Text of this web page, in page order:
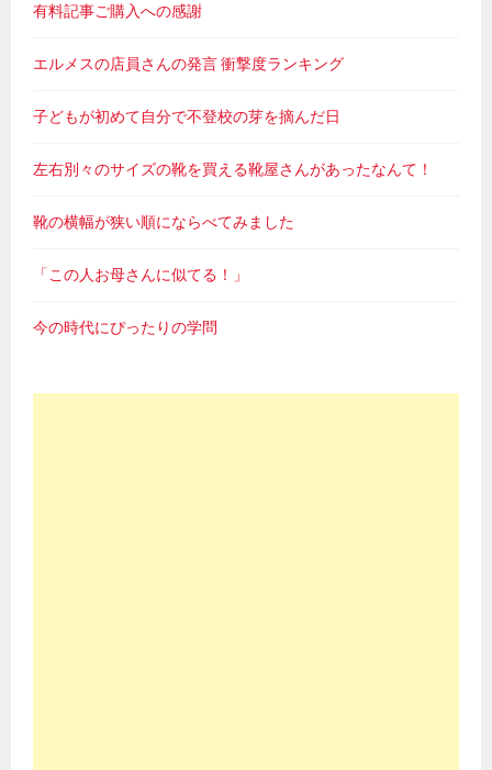
有料記事ご購入への感謝
エルメスの店員さんの発言 衝撃度ランキング
子どもが初めて自分で不登校の芽を摘んだ日
左右別々のサイズの靴を買える靴屋さんがあったなんて！
靴の横幅が狭い順にならべてみました
「この人お母さんに似てる！」
今の時代にぴったりの学問